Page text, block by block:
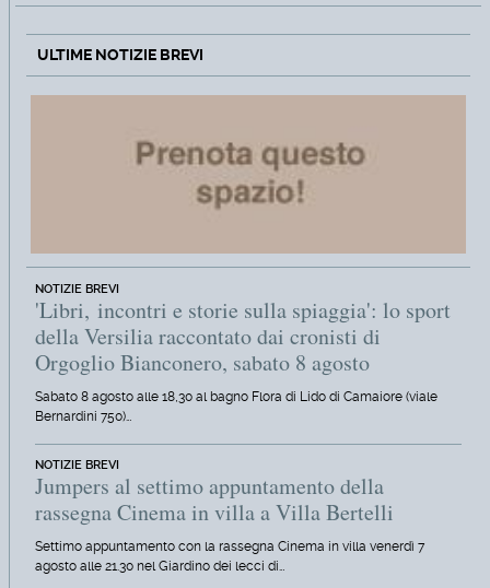
ULTIME NOTIZIE BREVI
NOTIZIE BREVI
'Libri, incontri e storie sulla spiaggia': lo sport
della Versilia raccontato dai cronisti di
Orgoglio Bianconero, sabato 8 agosto
Sabato 8 agosto alle 18,30 al bagno Flora di Lido di Camaiore (viale
Bernardini 750)…
NOTIZIE BREVI
Jumpers al settimo appuntamento della
rassegna Cinema in villa a Villa Bertelli
Settimo appuntamento con la rassegna Cinema in villa venerdì 7
agosto alle 21.30 nel Giardino dei lecci di…